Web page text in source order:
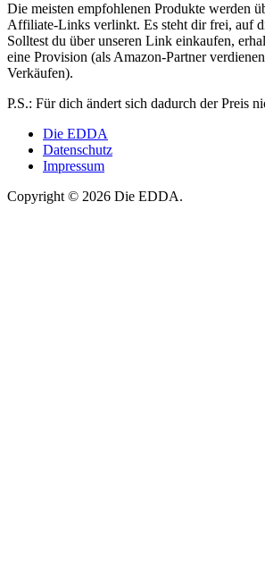
Die meisten empfohlenen Produkte werden
Affiliate-Links verlinkt. Es steht dir frei, auf
Solltest du über unseren Link einkaufen,
eine Provision (als Amazon-Partner
Verkäufen).
P.S.: Für dich ändert sich dadurch der Preis
Die EDDA
Datenschutz
Impressum
Copyright © 2026 Die EDDA.